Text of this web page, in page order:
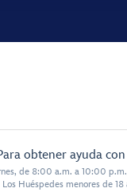
obtener ayuda
de 8:00 a.m. a 10:00
Los Huéspedes menores de